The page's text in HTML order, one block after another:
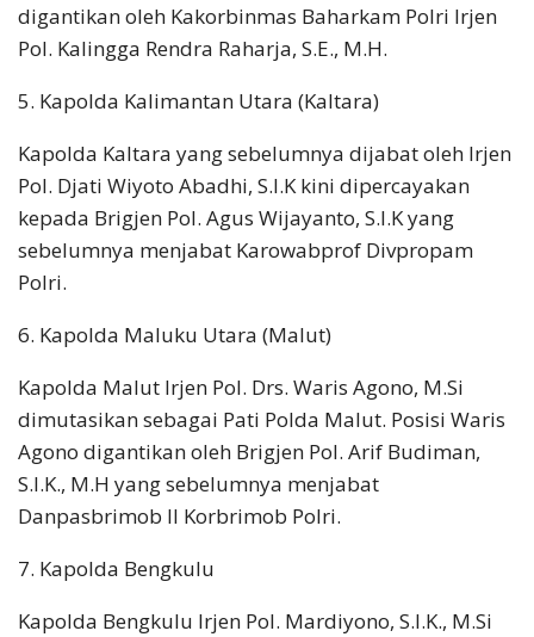
digantikan oleh Kakorbinmas Baharkam Polri Irjen
Pol. Kalingga Rendra Raharja, S.E., M.H.
5. Kapolda Kalimantan Utara (Kaltara)
Kapolda Kaltara yang sebelumnya dijabat oleh Irjen
Pol. Djati Wiyoto Abadhi, S.I.K kini dipercayakan
kepada Brigjen Pol. Agus Wijayanto, S.I.K yang
sebelumnya menjabat Karowabprof Divpropam
Polri.
6. Kapolda Maluku Utara (Malut)
Kapolda Malut Irjen Pol. Drs. Waris Agono, M.Si
dimutasikan sebagai Pati Polda Malut. Posisi Waris
Agono digantikan oleh Brigjen Pol. Arif Budiman,
S.I.K., M.H yang sebelumnya menjabat
Danpasbrimob II Korbrimob Polri.
7. Kapolda Bengkulu
Kapolda Bengkulu Irjen Pol. Mardiyono, S.I.K., M.Si